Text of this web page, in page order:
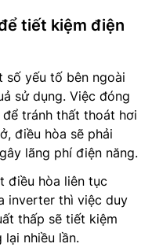
tiết kiệm điện
số yếu tố bên ngoài
sử dụng. Việc đóng
tránh thất thoát hơi
điều hòa sẽ phải
lãng phí điện năng.
điều hòa liên tục
inverter thì việc duy
thấp sẽ tiết kiệm
nhiều lần.